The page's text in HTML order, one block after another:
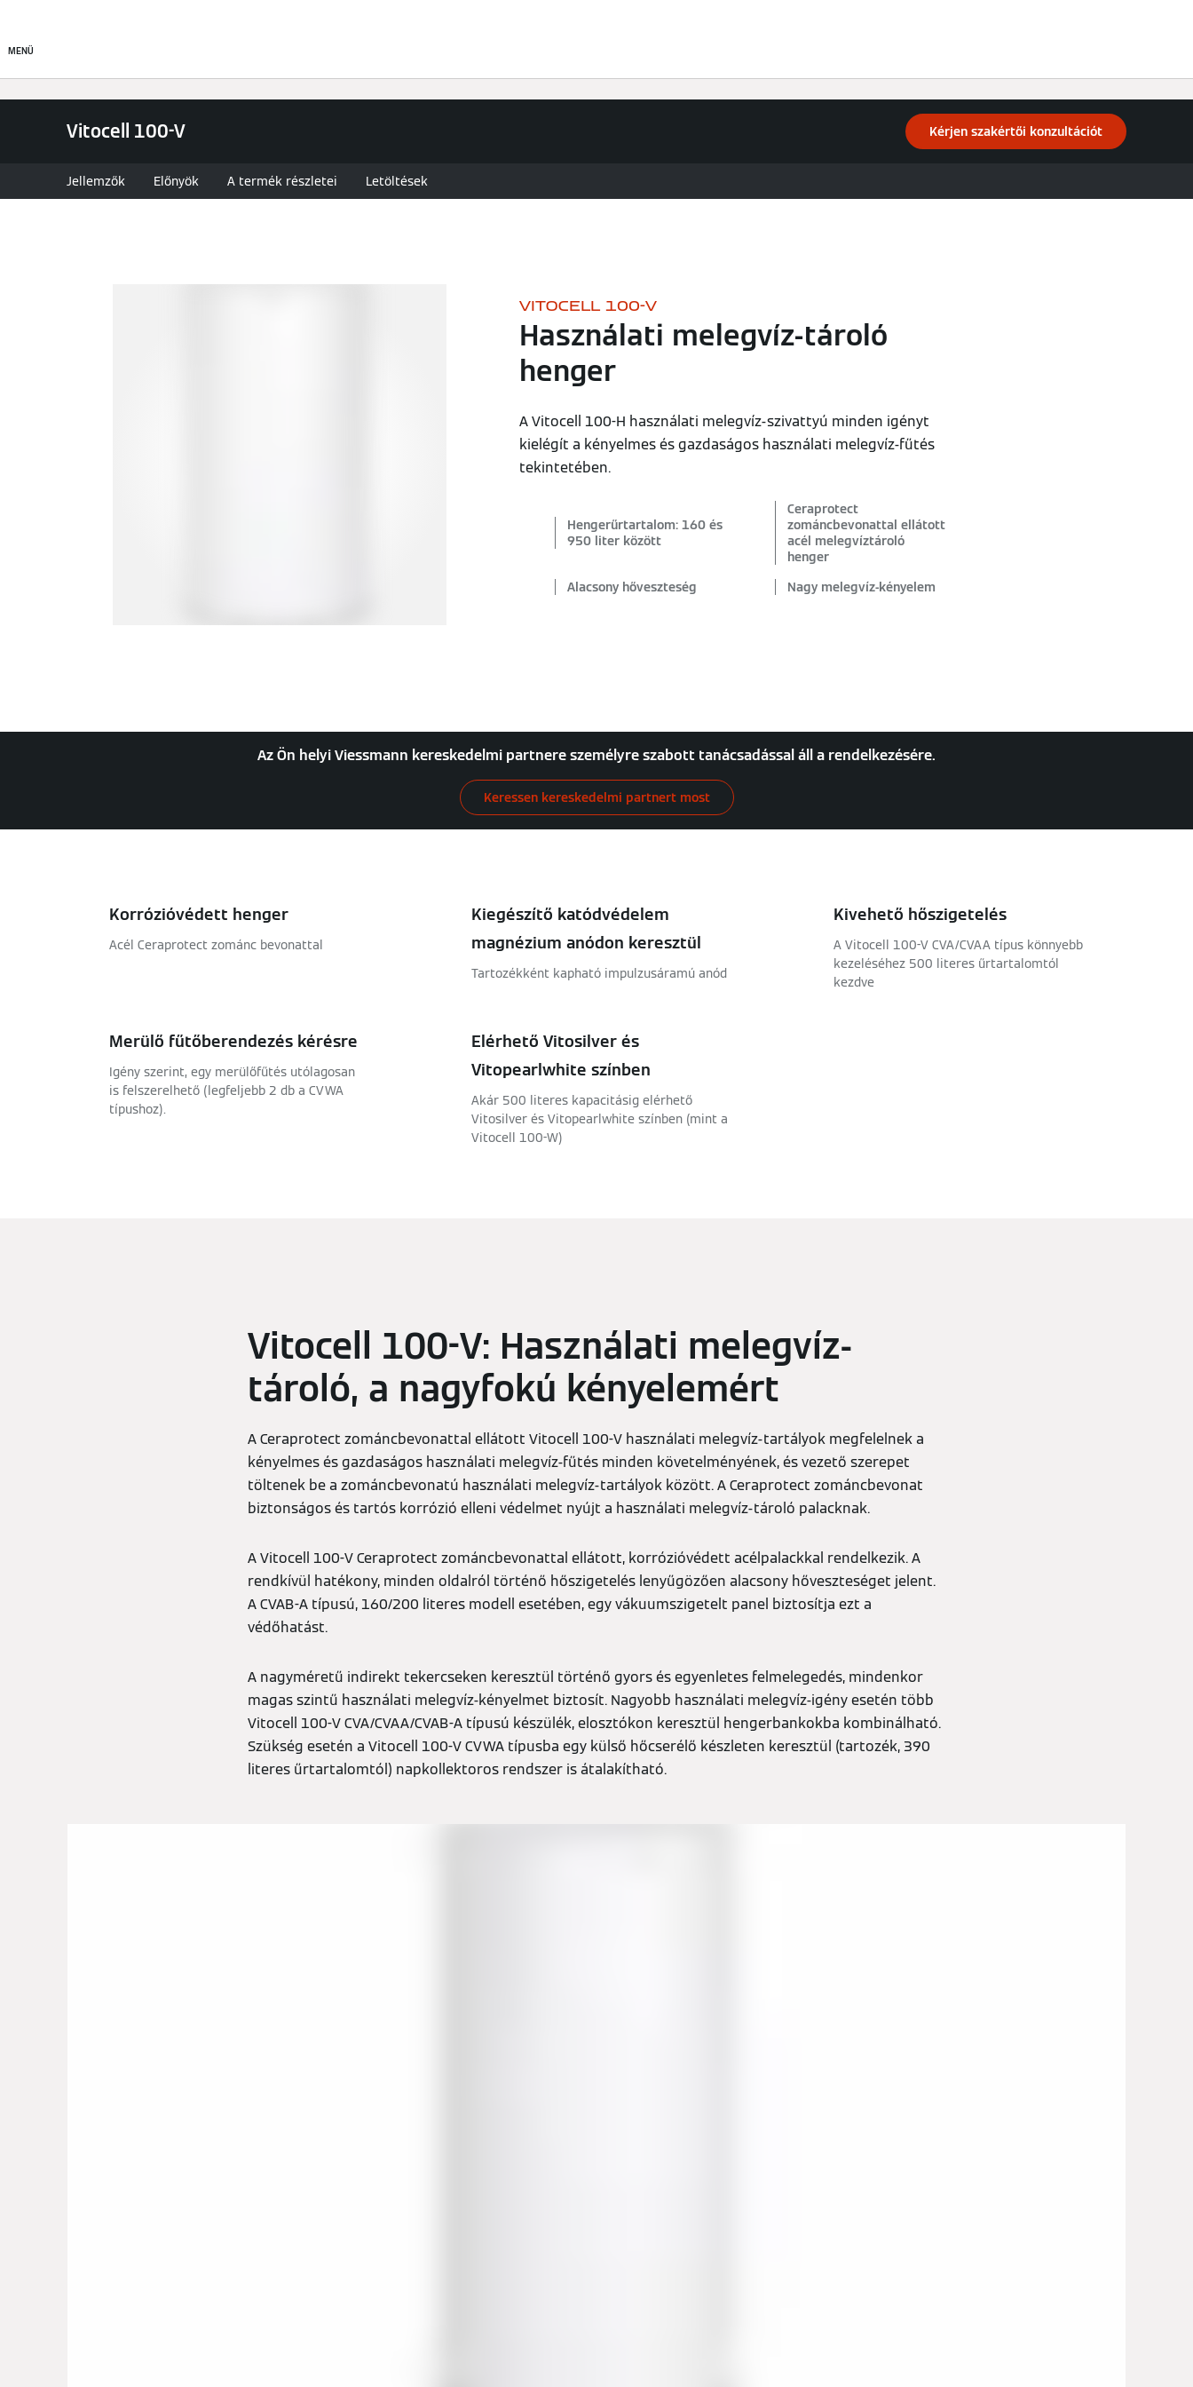
MENÜ
Vitocell 100-V Kérjen szakértői konzultációt
Jellemzők Előnyök A termék részletei Letöltések
VITOCELL 100-V
Használati melegvíz-tároló
henger
A Vitocell 100-H használati melegvíz-szivattyú minden igényt
kielégít a kényelmes és gazdaságos használati melegvíz-fűtés
tekintetében.
Hengerűrtartalom: 160 és
950 liter között
Ceraprotect
zománcbevonattal ellátott
acél melegvíztároló
henger
Alacsony hőveszteség
Nagy melegvíz-kényelem
Az Ön helyi Viessmann kereskedelmi partnere személyre szabott tanácsadással áll a rendelkezésére.
Keressen kereskedelmi partnert most
Korrózióvédett henger
Acél Ceraprotect zománc bevonattal
Kiegészítő katódvédelem
magnézium anódon keresztül
Tartozékként kapható impulzusáramú anód
Kivehető hőszigetelés
A Vitocell 100-V CVA/CVAA típus könnyebb
kezeléséhez 500 literes űrtartalomtól
kezdve
Merülő fűtőberendezés kérésre
Igény szerint, egy merülőfűtés utólagosan
is felszerelhető (legfeljebb 2 db a CVWA
típushoz).
Elérhető Vitosilver és
Vitopearlwhite színben
Akár 500 literes kapacitásig elérhető
Vitosilver és Vitopearlwhite színben (mint a
Vitocell 100-W)
Vitocell 100-V: Használati melegvíz-
tároló, a nagyfokú kényelemért
A Ceraprotect zománcbevonattal ellátott Vitocell 100-V használati melegvíz-tartályok megfelelnek a
kényelmes és gazdaságos használati melegvíz-fűtés minden követelményének, és vezető szerepet
töltenek be a zománcbevonatú használati melegvíz-tartályok között. A Ceraprotect zománcbevonat
biztonságos és tartós korrózió elleni védelmet nyújt a használati melegvíz-tároló palacknak.
A Vitocell 100-V Ceraprotect zománcbevonattal ellátott, korrózióvédett acélpalackkal rendelkezik. A
rendkívül hatékony, minden oldalról történő hőszigetelés lenyűgözően alacsony hőveszteséget jelent.
A CVAB-A típusú, 160/200 literes modell esetében, egy vákuumszigetelt panel biztosítja ezt a
védőhatást.
A nagyméretű indirekt tekercseken keresztül történő gyors és egyenletes felmelegedés, mindenkor
magas szintű használati melegvíz-kényelmet biztosít. Nagyobb használati melegvíz-igény esetén több
Vitocell 100-V CVA/CVAA/CVAB-A típusú készülék, elosztókon keresztül hengerbankokba kombinálható.
Szükség esetén a Vitocell 100-V CVWA típusba egy külső hőcserélő készleten keresztül (tartozék, 390
literes űrtartalomtól) napkollektoros rendszer is átalakítható.